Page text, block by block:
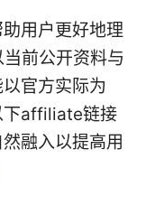
用户更好地理
前公开资料与
官方实际为
下affiliate链接
融入以提高用